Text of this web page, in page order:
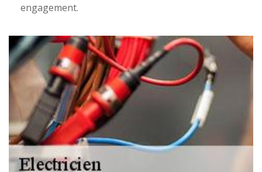
engagement.